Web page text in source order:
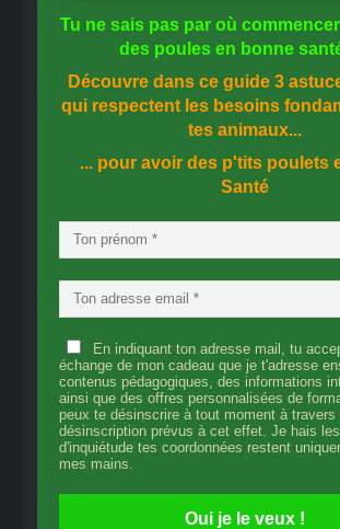
Tu ne sais pas par où commencer
des poules en bonne
Découvre dans ce guide 3
qui respectent les besoins
tes animaux...
... pour avoir des p'tits poulets
Santé
En indiquant ton adresse mail, tu
échange de mon cadeau que je t'adresse
contenus pédagogiques, des informations
ainsi que des offres personnalisées de
peux te désinscrire à tout moment à
désinscription prévus à cet effet. Je hais
d'inquiétude tes coordonnées restent
mes mains.
Oui je le veux !